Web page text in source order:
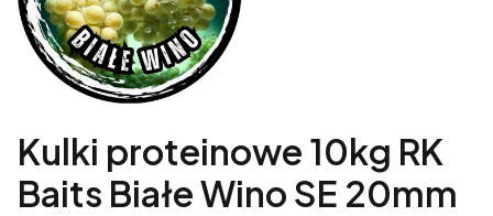
Kulki proteinowe 10kg RK
Baits Białe Wino SE 20mm